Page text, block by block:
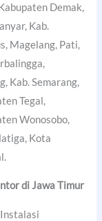
Demak,
Kab.
Magelang, Pati,
Kab. Semarang,
Tegal,
Wonosobo,
Kota
di Jawa Timur